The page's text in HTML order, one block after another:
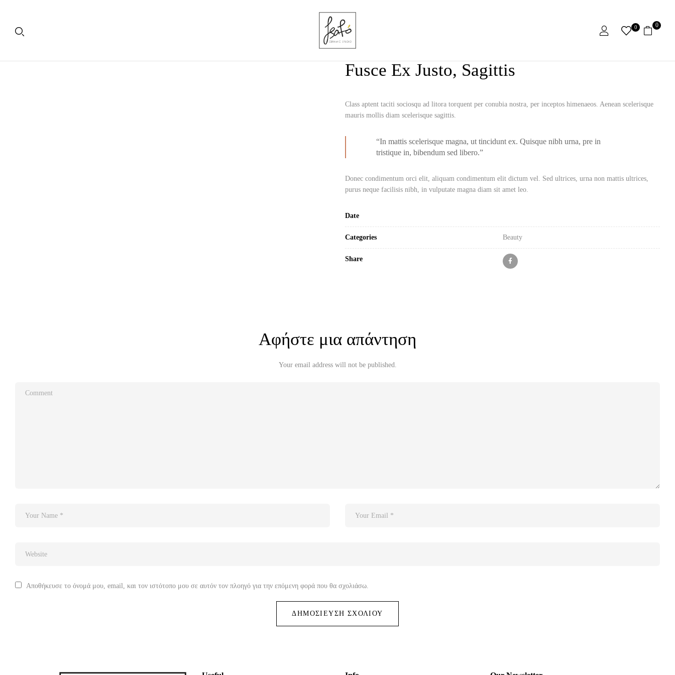
0 0
Fusce Ex Justo, Sagittis
Class aptent taciti sociosqu ad litora torquent per conubia nostra, per inceptos himenaeos. Aenean scelerisque
mauris mollis diam scelerisque sagittis.
“In mattis scelerisque magna, ut tincidunt ex. Quisque nibh urna, pre in
tristique in, bibendum sed libero.”
Donec condimentum orci elit, aliquam condimentum elit dictum vel. Sed ultrices, urna non mattis ultrices,
purus neque facilisis nibh, in vulputate magna diam sit amet leo.
Date
Categories Beauty
Share
Αφήστε μια απάντηση
Your email address will not be published.
Αποθήκευσε το όνομά μου, email, και τον ιστότοπο μου σε αυτόν τον πλοηγό για την επόμενη φορά που θα σχολιάσω.